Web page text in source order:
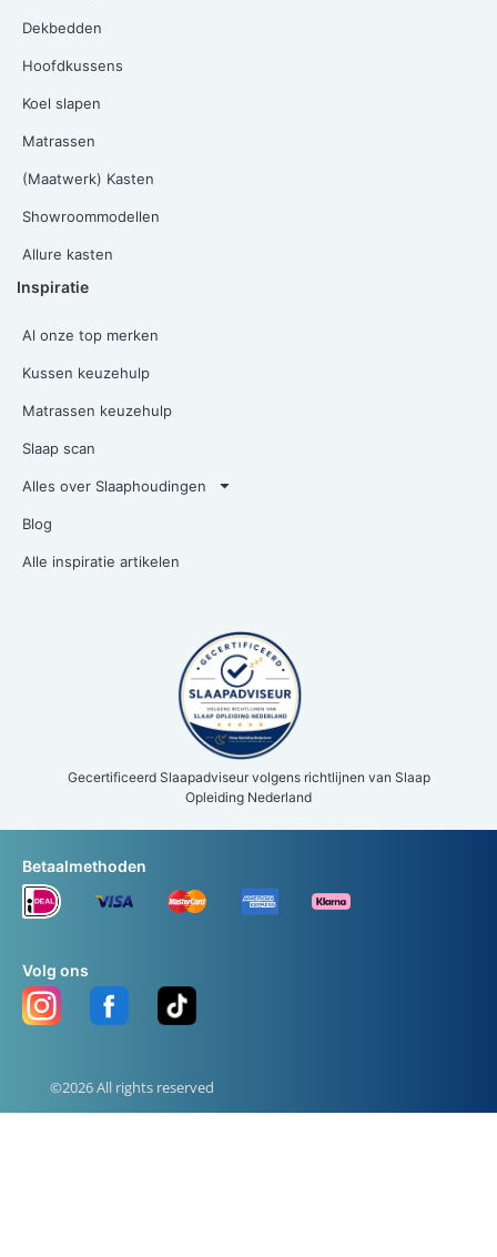
Dekbedden
Hoofdkussens
Koel slapen
Matrassen
(Maatwerk) Kasten
Showroommodellen
Allure kasten
Inspiratie
Al onze top merken
Kussen keuzehulp
Matrassen keuzehulp
Slaap scan
Alles over Slaaphoudingen
Blog
Alle inspiratie artikelen
Gecertificeerd Slaapadviseur volgens richtlijnen van Slaap
Opleiding Nederland
©2026 All rights reserved
Volg ons
Betaalmethoden